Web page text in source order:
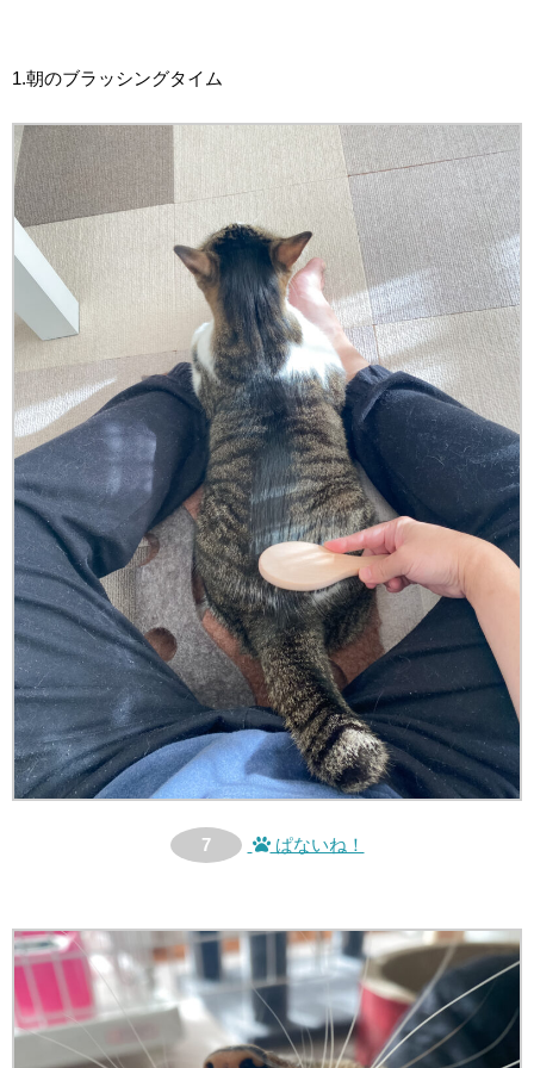
1.朝のブラッシングタイム
7 ぱないね！